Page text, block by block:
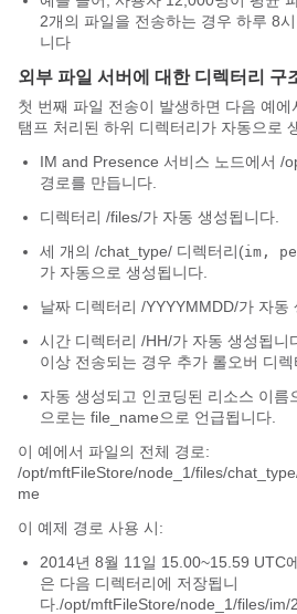
2개의 파일을 전송하는 경우 하루 8
니다
외부 파일 서버에 대한 디렉터리 구
첫 번째 파일 전송이 발생하면 다음 예
탬프 처리된 하위 디렉터리가 자동으로
IM and Presence 서비스 노드에서 /
경로를 만듭니다.
디렉터리 /files/가 자동 생성됩니다.
세 개의 /chat_type/ 디렉터리(im,
가 자동으로 생성됩니다.
날짜 디렉터리 /YYYYMMDD/가 자동
시간 디렉터리 /HH/가 자동 생성됩니
이상 전송되는 경우 추가 롤오버 디렉
자동 생성되고 인코딩된 리소스 이름
으로는 file_name으로 언급됩니다.
이 예에서 파일의 전체 경로:
/opt/mftFileStore/node_1/files/
me
이 예제 경로 사용 시:
2014년 8월 11일 15.00~15.59 UTC
은 다음 디렉터리에 저장됩니
다. /opt/mftFileStore/node_1/files/im/